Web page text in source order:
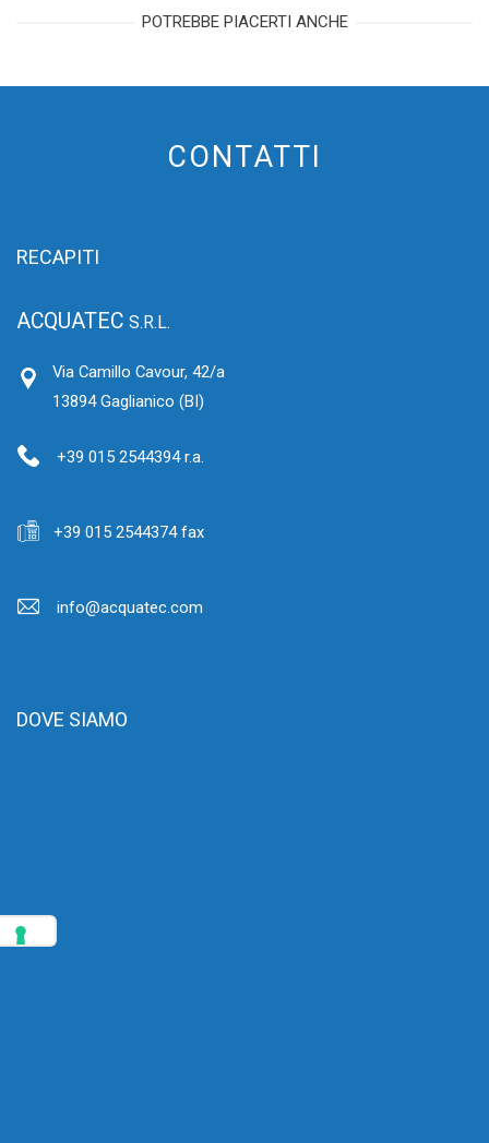
POTREBBE PIACERTI ANCHE
CONTATTI
RECAPITI
ACQUATEC S.R.L.
Via Camillo Cavour, 42/a
13894 Gaglianico (BI)
+39 015 2544394 r.a.
+39 015 2544374 fax
info@acquatec.com
DOVE SIAMO